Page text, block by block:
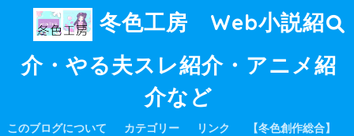
冬色工房 Web小説紹
介・やる夫スレ紹介・アニメ紹
介など
このブログについて カテゴリー リンク 【冬色創作総合】